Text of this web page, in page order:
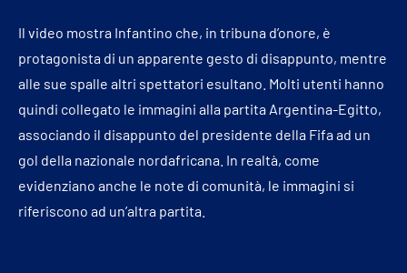
Il video mostra Infantino che, in tribuna d’onore, è
protagonista di un apparente gesto di disappunto, mentre
alle sue spalle altri spettatori esultano. Molti utenti hanno
quindi collegato le immagini alla partita Argentina-Egitto,
associando il disappunto del presidente della Fifa ad un
gol della nazionale nordafricana. In realtà, come
evidenziano anche le note di comunità, le immagini si
riferiscono ad un’altra partita.